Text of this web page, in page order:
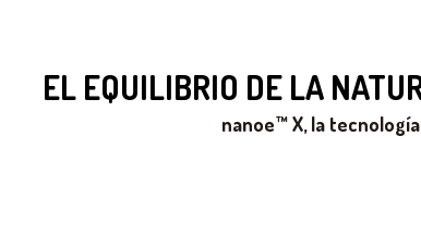
EL EQUILIBRIO DE LA
nanoe™ X, la